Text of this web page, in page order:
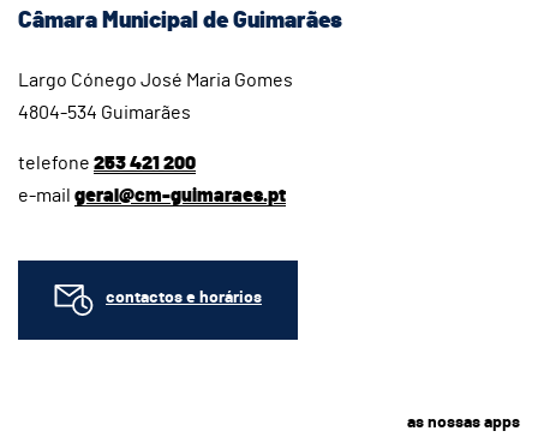
Câmara Municipal de Guimarães
Largo Cónego José Maria Gomes
4804-534 Guimarães
telefone 253 421 200
e-mail geral@cm-guimaraes.pt
contactos e horários
as nossas apps